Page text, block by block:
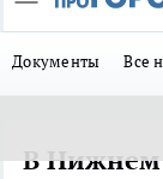
Документы Все
В Нижнем